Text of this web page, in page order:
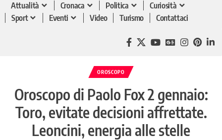
Attualità Cronaca Politica
Curiosità
Sport
Eventi Video Turismo Contattaci
OROSCOPO
Oroscopo di Paolo Fox 2 gennaio:
Toro, evitate decisioni affrettate.
Leoncini, energia alle stelle